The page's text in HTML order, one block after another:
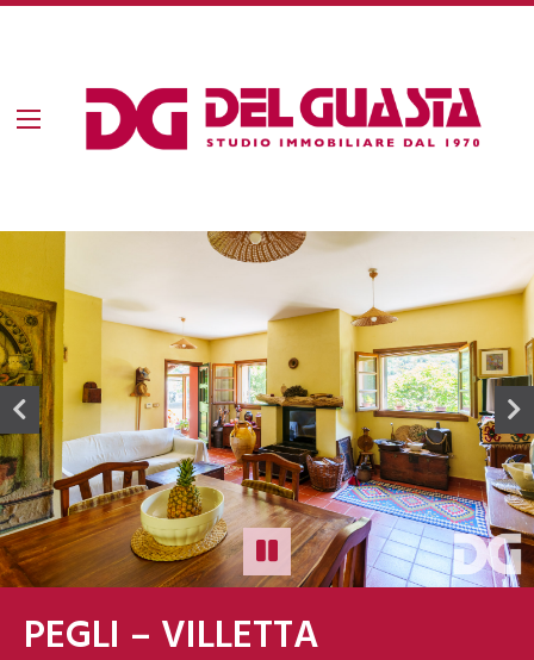
PEGLI – VILLETTA